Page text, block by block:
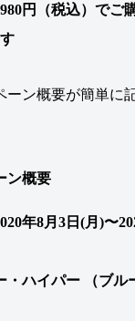
円（税込）でご
ーン概要が簡単に
ン概要
年8月3日(月)〜
・ハイパー （ブル